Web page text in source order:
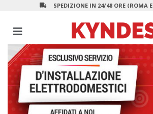
SPEDIZIONE IN 24/48 ORE (ROMA